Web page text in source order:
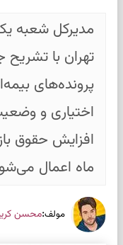
مدیرکل شعبه
تهران با تشریح
پرونده‌های
اختیاری و
افزایش حقوق
ماه اعمال
مولف:محسن